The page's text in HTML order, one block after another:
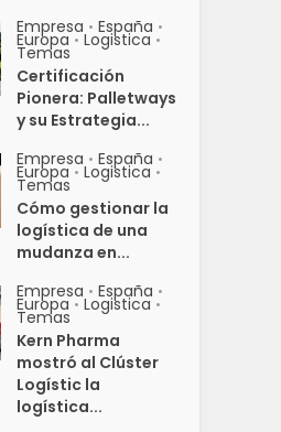
Empresa • España •
Europa • Logistica •
Temas
Certificación
Pionera: Palletways
y su Estrategia...
Empresa • España •
Europa • Logistica •
Temas
Cómo gestionar la
logística de una
mudanza en...
Empresa • España •
Europa • Logistica •
Temas
Kern Pharma
mostró al Clúster
Logístic la
logística...